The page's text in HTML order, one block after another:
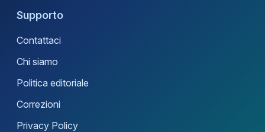
Supporto
Contattaci
Chi siamo
Politica editoriale
Correzioni
Privacy Policy